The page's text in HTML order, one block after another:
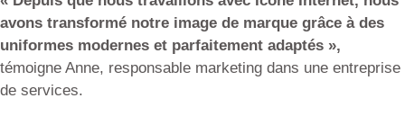
avons transformé notre image de marque grâce à des
uniformes modernes et parfaitement adaptés »,
témoigne Anne, responsable marketing dans une entreprise
de services.